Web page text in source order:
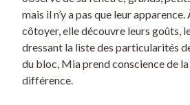
mais il n’y a pas que leur
côtoyer, elle découvre leurs goûts,
dressant la liste des particularités
du bloc, Mia prend conscience de
différence.